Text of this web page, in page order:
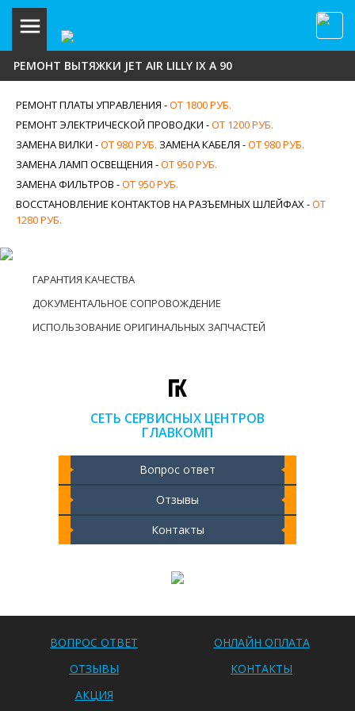
СЕТЬ СЕРВИСНЫХ ЦЕНТРОВ
ГЛАВКОМП
Вопрос ответ
Отзывы
Контакты
РЕМОНТ ВЫТЯЖКИ JET AIR LILLY IX A 90
РЕМОНТ ПЛАТЫ УПРАВЛЕНИЯ -ОТ 1800 РУБ.
РЕМОНТ ЭЛЕКТРИЧЕСКОЙ ПРОВОДКИ -ОТ 1200 РУБ.
ЗАМЕНА ВИЛКИ -ОТ 980 РУБ. ЗАМЕНА КАБЕЛЯ -ОТ 980 РУБ.
ЗАМЕНА ЛАМП ОСВЕЩЕНИЯ -ОТ 950 РУБ.
ЗАМЕНА ФИЛЬТРОВ -ОТ 950 РУБ.
ВОССТАНОВЛЕНИЕ КОНТАКТОВ НА РАЗЪЕМНЫХ ШЛЕЙФАХ -ОТ
1280 РУБ.
ГАРАНТИЯ КАЧЕСТВА
ДОКУМЕНТАЛЬНОЕ СОПРОВОЖДЕНИЕ
ИСПОЛЬЗОВАНИЕ ОРИГИНАЛЬНЫХ ЗАПЧАСТЕЙ
ВОПРОС ОТВЕТ
ОНЛАЙН ОПЛАТА
ОТЗЫВЫ
КОНТАКТЫ
АКЦИЯ